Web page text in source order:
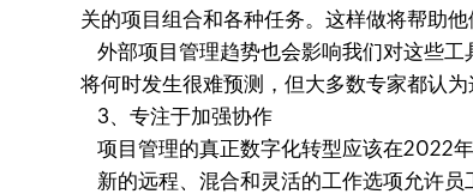
关的项目组合和各种任务。这样做将帮助
外部项目管理趋势也会影响我们对这些
将何时发生很难预测，但大多数专家都认为
3、专注于加强协作
项目管理的真正数字化转型应该在2022
新的远程、混合和灵活的工作选项允许